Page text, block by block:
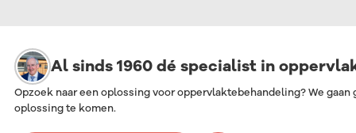
Al sinds 1960 dé specialist in
Opzoek naar een oplossing voor oppervlaktebehandeling? We
oplossing te komen.